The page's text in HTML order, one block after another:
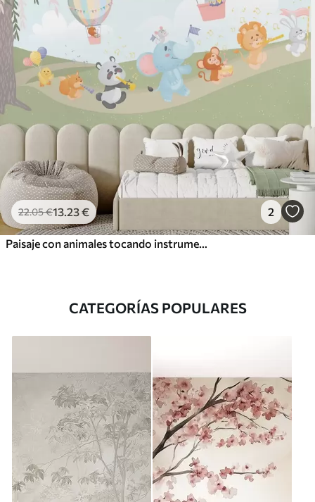
22.05€13.23€ 2
Paisaje con animales tocando instrumentos musicales
CATEGORÍAS POPULARES